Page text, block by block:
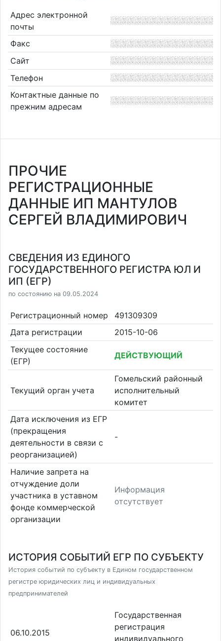
Адрес электронной
почты
Факс
Сайт
Телефон
Контактные данные по
прежним адресам
ПРОЧИЕ
РЕГИСТРАЦИОННЫЕ
ДАННЫЕ ИП МАНТУЛОВ
СЕРГЕЙ ВЛАДИМИРОВИЧ
СВЕДЕНИЯ ИЗ ЕДИНОГО
ГОСУДАРСТВЕННОГО РЕГИСТРА ЮЛ И
ИП (ЕГР)
по состоянию на 09.05.2024
Регистрационный номер
491309309
Дата регистрации
2015-10-06
Текущее состояние
(ЕГР)
ДЕЙСТВУЮЩИЙ
Текущий орган учета
Гомельский районный
исполнительный
комитет
Дата исключения из ЕГР
(прекращения
деятельности в связи с
реорганизацией)
-
Наличие запрета на
отчуждение доли
участника в уставном
фонде коммерческой
организации
Информация
отсутствует
ИСТОРИЯ СОБЫТИЙ ЕГР ПО СУБЪЕКТУ
История событий по субъекту в Едином государственном
регистре юридических лиц и индивидуальных
предпринимателей
06.10.2015
Государственная
регистрация
индивидуального